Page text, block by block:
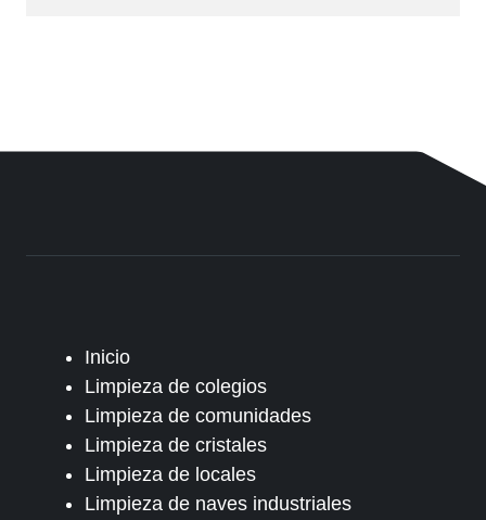
Inicio
Limpieza de colegios
Limpieza de comunidades
Limpieza de cristales
Limpieza de locales
Limpieza de naves industriales